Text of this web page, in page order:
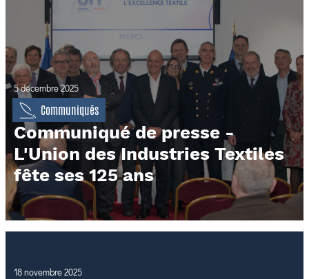
5 décembre 2025
Communiqués
Communiqué de presse -
L'Union des Industries Textiles
fête ses 125 ans
18 novembre 2025